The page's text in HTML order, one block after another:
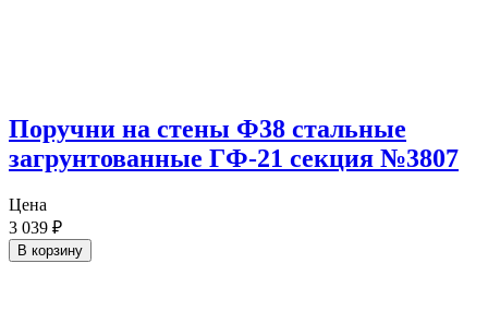
Поручни на стены Ф38 стальные
загрунтованные ГФ-21 секция №3807
Цена
3 039 ₽
В корзину